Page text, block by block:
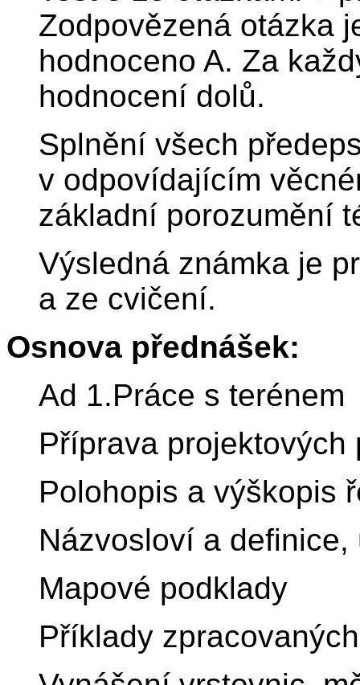
Zodpovězená otázka
hodnoceno A. Za
hodnocení dolů.
Splnění všech
v odpovídajícím
základní porozumění
Výsledná známka je
a ze cvičení.
Osnova přednášek:
Ad 1.Práce s terénem
Příprava projektových
Polohopis a výškopis
Názvosloví a definice,
Mapové podklady
Příklady